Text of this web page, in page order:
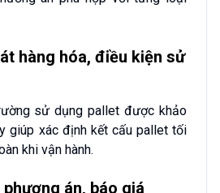
hàng hóa, điều kiện sử
sử dụng pallet được khảo
giúp xác định kết cấu pallet tối
khi vận hành.
án, báo giá